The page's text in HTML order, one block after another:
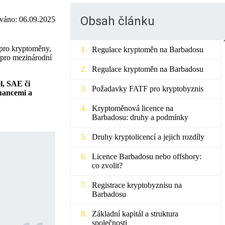
06.09.2025
kryptoměny,
mezinárodní
SAE či
a
Obsah článku
Regulace kryptoměn na Barbadosu
Regulace kryptoměn na Barbadosu
Požadavky FATF pro kryptobyznis
Kryptoměnová licence na
Barbadosu: druhy a podmínky
Druhy kryptolicencí a jejich rozdíly
Licence Barbadosu nebo offshory:
co zvolit?
Registrace kryptobyznisu na
Barbadosu
Základní kapitál a struktura
společnosti